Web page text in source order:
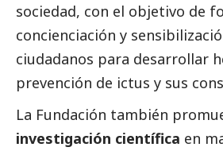
sociedad, con el objetivo de
concienciación y
ciudadanos para desarrollar
prevención de ictus y sus
La Fundación también
investigación científica en